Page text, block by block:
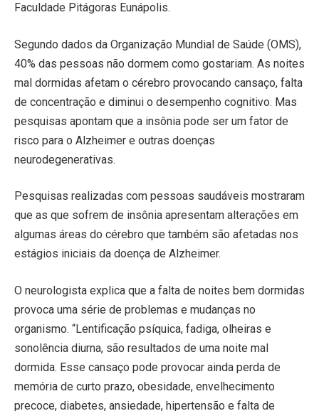
Faculdade Pitágoras Eunápolis.
Segundo dados da Organização Mundial de Saúde (OMS),
40% das pessoas não dormem como gostariam. As noites
mal dormidas afetam o cérebro provocando cansaço, falta
de concentração e diminui o desempenho cognitivo. Mas
pesquisas apontam que a insônia pode ser um fator de
risco para o Alzheimer e outras doenças
neurodegenerativas.
Pesquisas realizadas com pessoas saudáveis ​​mostraram
que as que sofrem de insônia apresentam alterações em
algumas áreas do cérebro que também são afetadas nos
estágios iniciais da doença de Alzheimer.
O neurologista explica que a falta de noites bem dormidas
provoca uma série de problemas e mudanças no
organismo. “Lentificação psíquica, fadiga, olheiras e
sonolência diurna, são resultados de uma noite mal
dormida. Esse cansaço pode provocar ainda perda de
memória de curto prazo, obesidade, envelhecimento
precoce, diabetes, ansiedade, hipertensão e falta de